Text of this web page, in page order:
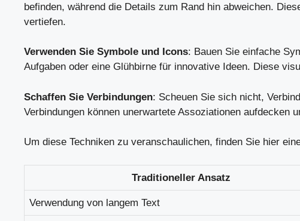
befinden, während die Details zum Rand hin abweichen.
vertiefen.
Verwenden Sie Symbole und Icons: Bauen Sie einfache
Aufgaben oder eine Glühbirne für innovative Ideen. Diese
Schaffen Sie Verbindungen: Scheuen Sie sich nicht,
Verbindungen können unerwartete Assoziationen aufdecken
Um diese Techniken zu veranschaulichen, finden Sie hier
Traditioneller Ansatz
Verwendung von langem Text